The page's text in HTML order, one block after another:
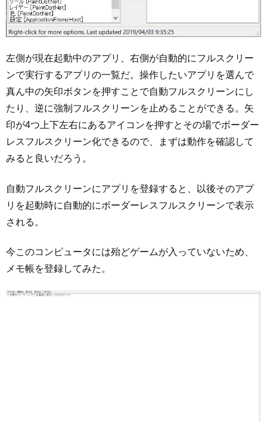
左側が現在起動中のアプリ、右側が自動的にフルスクリー
ンで実行するアプリの一覧だ。操作したいアプリを選んで
真ん中の矢印ボタンを押すことで自動フルスクリーンにし
たり、逆に強制フルスクリーンを止めることができる。矢
印が4つ上下左右にあるアイコンを押すとその場でボーダー
レスフルスクリーン化できるので、まずは動作を確認して
みると良いだろう。
自動フルスクリーンにアプリを登録すると、以後そのアプ
リを起動時に自動的にボーダーレスフルスクリーンで表示
される。
今このコンピュータには殆どゲームが入っていないため、
メモ帳を登録してみた。